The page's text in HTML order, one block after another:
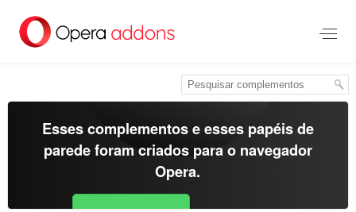
para
Esses complementos e esses papéis de
parede foram criados para o navegador
Opera.